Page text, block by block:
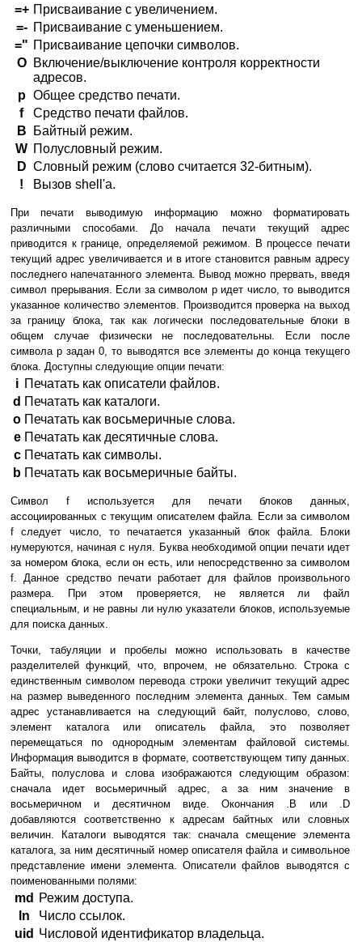
=+ Присваивание с увеличением.
=- Присваивание с уменьшением.
=" Присваивание цепочки символов.
O
Включение/выключение контроля корректности
адресов.
p Общее средство печати.
f
Средство печати файлов.
B
Байтный режим.
W Полусловный режим.
D Словный режим (слово считается 32-битным).
!
Вызов shell'а.
При печати выводимую информацию можно форматировать
различными способами. До начала печати текущий адрес
приводится к границе, определяемой режимом. В процессе печати
текущий адрес увеличивается и в итоге становится равным адресу
последнего напечатанного элемента. Вывод можно прервать, введя
символ прерывания. Если за символом p идет число, то выводится
указанное количество элементов. Производится проверка на выход
за границу блока, так как логически последовательные блоки в
общем случае физически не последовательны. Если после
символа p задан 0, то выводятся все элементы до конца текущего
блока. Доступны следующие опции печати:
i Печатать как описатели файлов.
d Печатать как каталоги.
o Печатать как восьмеричные слова.
e Печатать как десятичные слова.
c Печатать как символы.
b Печатать как восьмеричные байты.
Символ f используется для печати блоков данных,
ассоциированных с текущим описателем файла. Если за символом
f следует число, то печатается указанный блок файла. Блоки
нумеруются, начиная с нуля. Буква необходимой опции печати идет
за номером блока, если он есть, или непосредственно за символом
f. Данное средство печати работает для файлов произвольного
размера. При этом проверяется, не является ли файл
специальным, и не равны ли нулю указатели блоков, используемые
для поиска данных.
Точки, табуляции и пробелы можно использовать в качестве
разделителей функций, что, впрочем, не обязательно. Строка с
единственным символом перевода строки увеличит текущий адрес
на размер выведенного последним элемента данных. Тем самым
адрес устанавливается на следующий байт, полуслово, слово,
элемент каталога или описатель файла, это позволяет
перемещаться по однородным элементам файловой системы.
Информация выводится в формате, соответствующем типу данных.
Байты, полуслова и слова изображаются следующим образом:
сначала идет восьмеричный адрес, а за ним значение в
восьмеричном и десятичном виде. Окончания .B или .D
добавляются соответственно к адресам байтных или словных
величин. Каталоги выводятся так: сначала смещение элемента
каталога, за ним десятичный номер описателя файла и символьное
представление имени элемента. Описатели файлов выводятся с
поименованными полями:
md
Режим доступа.
ln
Число ссылок.
uid Числовой идентификатор владельца.